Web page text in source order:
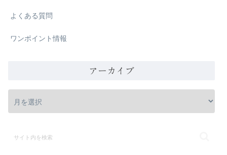
よくある質問
ワンポイント情報
アーカイブ